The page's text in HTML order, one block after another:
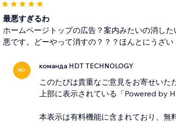
最悪すぎるわ
ホームページトップの広告？案内みたいの消し
悪です。どーやって消すの？？？ほんとにうざい
HD команда HDT TECHNOLOGY
このたびは貴重なご意見をお寄せいた
上部に表示されている「Powered by
本表示は有料機能に含まれており、無